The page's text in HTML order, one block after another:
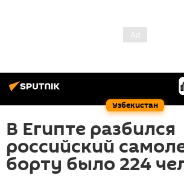
Узбекистан
В Египте разбился
российский
борту было 224